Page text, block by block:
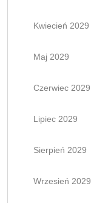
Kwiecień 2029
Maj 2029
Czerwiec 2029
Lipiec 2029
Sierpień 2029
Wrzesień 2029